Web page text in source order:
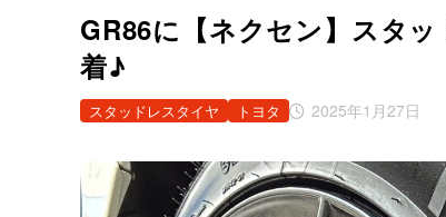
GR86に【ネクセン】スタ
着♪
2025年1月27日
スタッドレスタイヤ トヨタ